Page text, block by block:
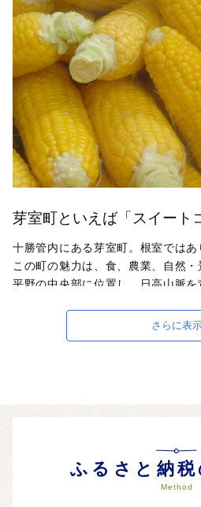
芽室町といえば「スイート
十勝管内にある芽室町。根室では
この町の魅力は、食、農業、自然
平野の中央部に位置し、日高山脈
れ、小麦・てん菜・ばれいしょ・
畑作では、道内有数の生産量を誇
個人情報の保護は
さらに表
ふるさと納税
Method